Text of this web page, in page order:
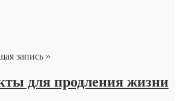
запись »
для продления жизни